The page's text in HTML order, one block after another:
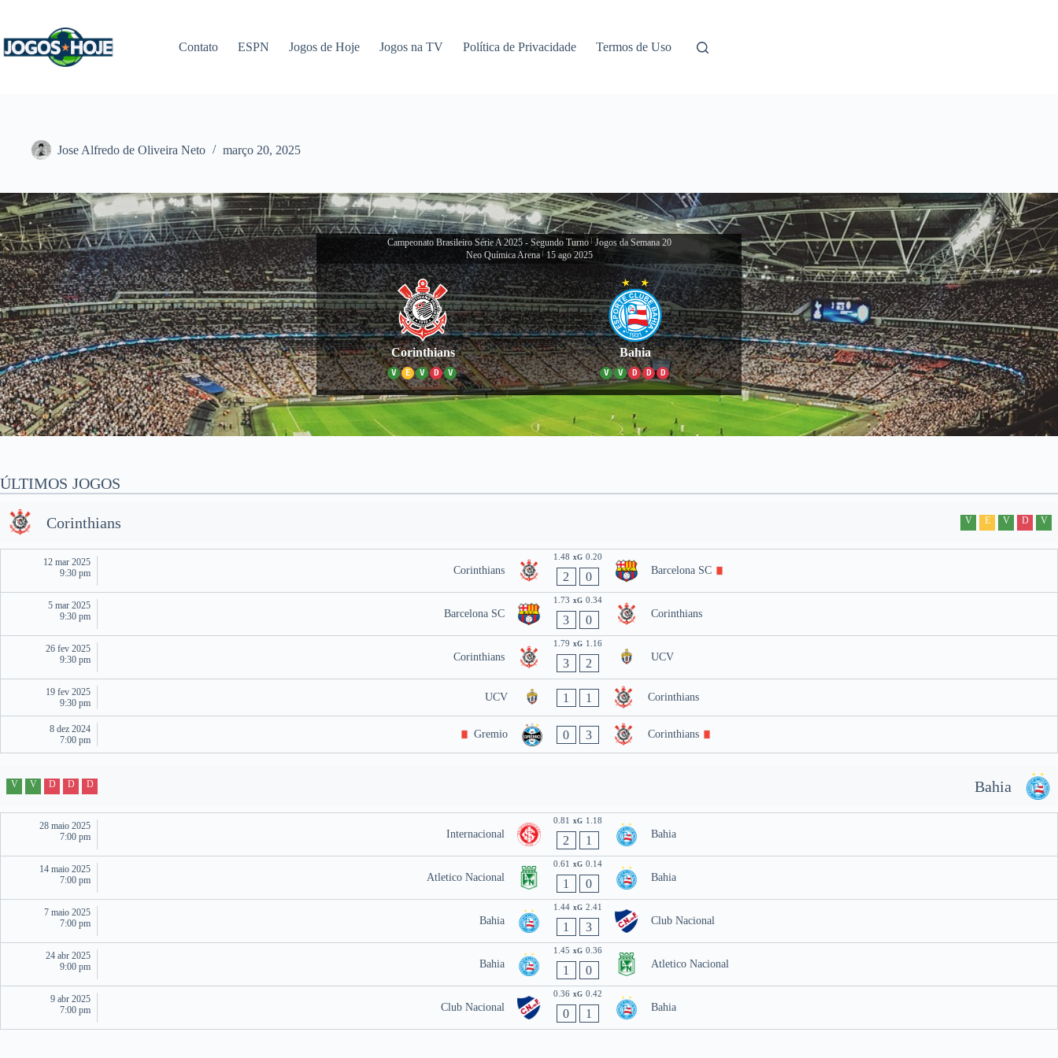
conteúdo
Contato ESPN Jogos de Hoje Jogos na TV Política de Privacidade Termos de Uso
Jose Alfredo de Oliveira Neto março 20, 2025
Campeonato Brasileiro Série A 2025 - Segundo Turno
Jogos da Semana 20
Neo Química Arena
15 ago 2025
Corinthians
V E V D V
Bahia
V V D D D
ÚLTIMOS JOGOS
Corinthians V E V D V
12 mar 2025
9:30 pm
Corinthians
1.48 xG 0.20
2 0 Barcelona SC
5 mar 2025
9:30 pm
Barcelona SC
1.73 xG 0.34
3 0 Corinthians
26 fev 2025
9:30 pm
Corinthians
1.79 xG 1.16
3 2 UCV
19 fev 2025
9:30 pm
UCV 1 1 Corinthians
8 dez 2024
7:00 pm
Gremio 0 3 Corinthians
Bahia
V V D D D
28 maio 2025
7:00 pm
Internacional
0.81 xG 1.18
2 1 Bahia
14 maio 2025
7:00 pm
Atletico Nacional
0.61 xG 0.14
1 0 Bahia
7 maio 2025
7:00 pm
Bahia
1.44 xG 2.41
1 3 Club Nacional
24 abr 2025
9:00 pm
Bahia
1.45 xG 0.36
1 0 Atletico Nacional
9 abr 2025
7:00 pm
Club Nacional
0.36 xG 0.42
0 1 Bahia